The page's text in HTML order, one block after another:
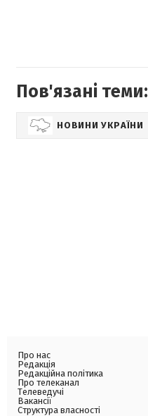
Пов'язані теми:
НОВИНИ УКРАЇНИ
Про нас
Редакція
Редакційна політика
Про телеканал
Телеведучі
Вакансії
Структура власності